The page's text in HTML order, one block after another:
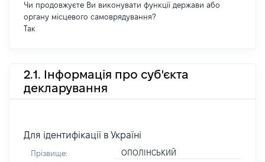
Чи продовжуєте Ви виконувати функції держави або
органу місцевого самоврядування?
Так
2.1. Інформація про суб'єкта
декларування
Для ідентифікації в Україні
Прізвище: ОПОЛІНСЬКИЙ